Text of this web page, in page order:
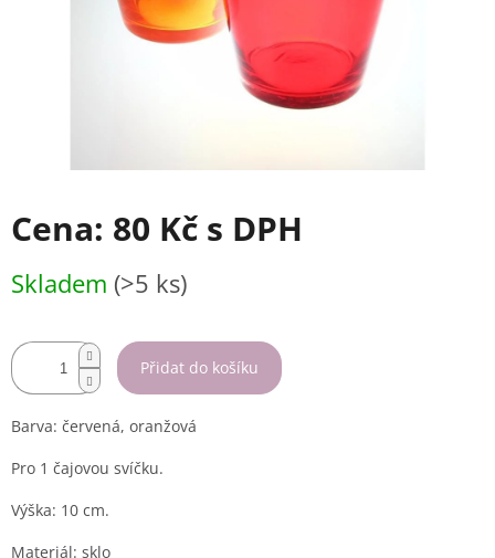
Cena: 80 Kč s DPH
cena:
Skladem (>5 ks)
Přidat do košíku
Barva: červená, oranžová
Pro 1 čajovou svíčku.
Výška: 10 cm.
Materiál: sklo